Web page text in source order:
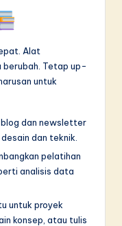
Alat
berubah. Tetap up-
untuk
dan newsletter
dan teknik.
pelatihan
analisis data
untuk proyek
konsep, atau tulis